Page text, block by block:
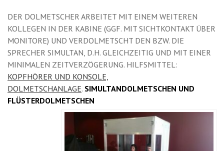
DER DOLMETSCHER ARBEITET MIT EINEM WEITEREN
KOLLEGEN IN DER KABINE (GGF. MIT SICHTKONTAKT ÜBER
MONITORE) UND VERDOLMETSCHT DEN BZW. DIE
SPRECHER SIMULTAN, D.H. GLEICHZEITIG UND MIT EINER
MINIMALEN ZEITVERZÖGERUNG. HILFSMITTEL:
KOPFHÖRER UND KONSOLE,
DOLMETSCHANLAGE. SIMULTANDOLMETSCHEN UND
FLÜSTERDOLMETSCHEN